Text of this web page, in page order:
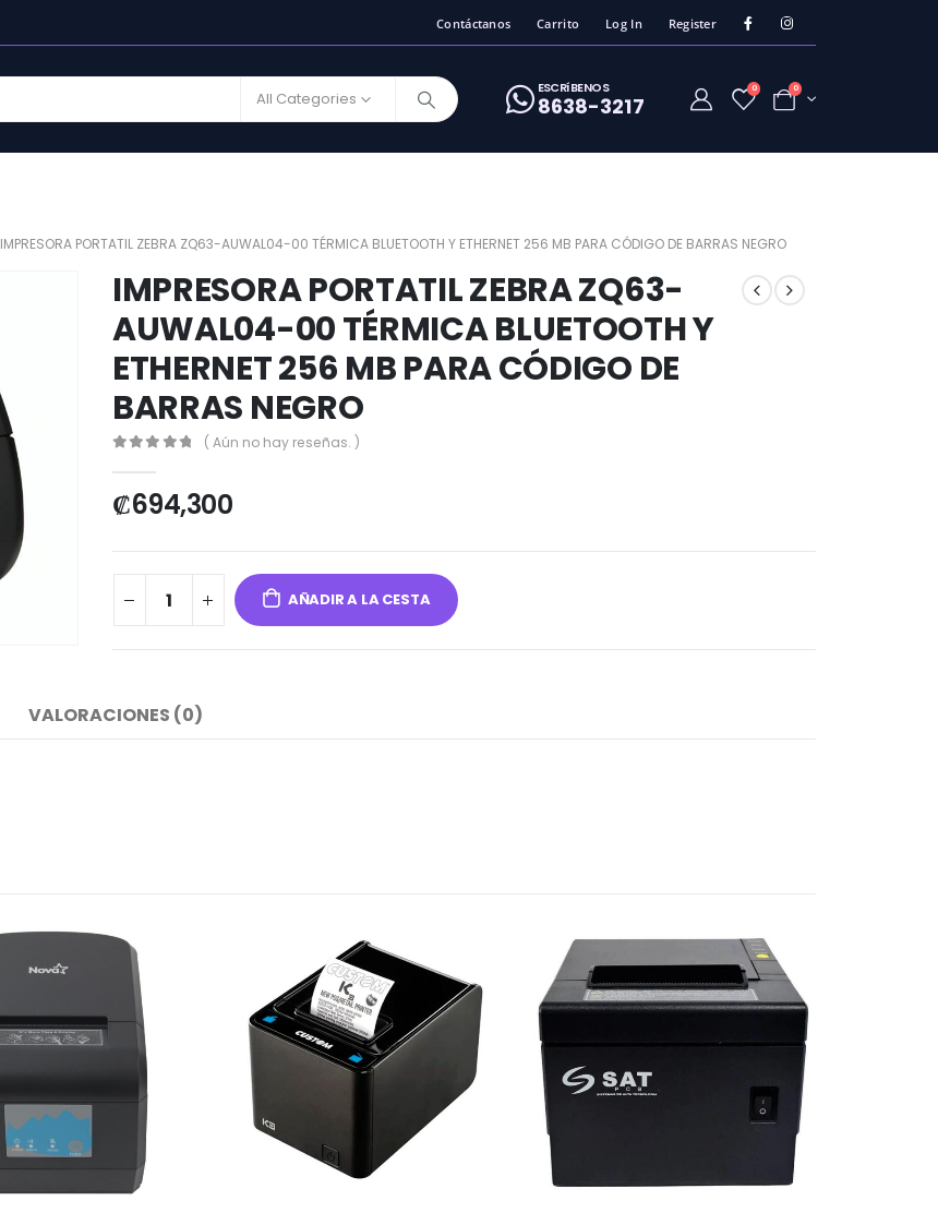
Contáctanos Carrito Log In Register
All Categories
ESCRíBENOS
8638-3217
0 0
IMPRESORA PORTATIL ZEBRA ZQ63-AUWAL04-00 TÉRMICA BLUETOOTH Y ETHERNET 256 MB PARA CÓDIGO DE BARRAS NEGRO
IMPRESORA PORTATIL ZEBRA ZQ63-
AUWAL04-00 TÉRMICA BLUETOOTH Y
ETHERNET 256 MB PARA CÓDIGO DE
BARRAS NEGRO
( Aún no hay reseñas. )
₡694,300
AÑADIR A LA CESTA
VALORACIONES (0)